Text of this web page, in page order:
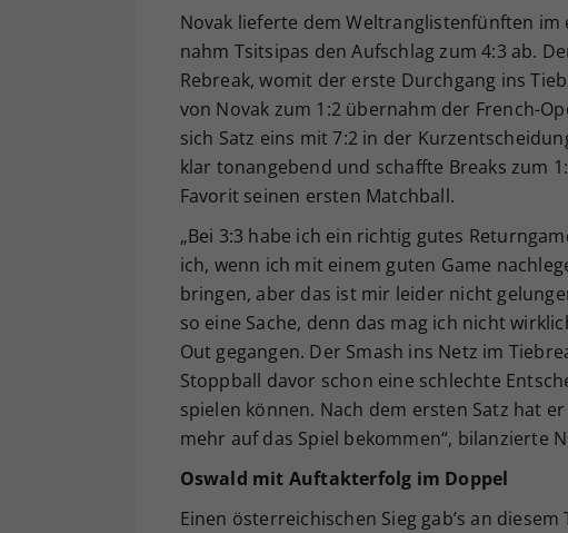
Novak lieferte dem Weltranglistenfünften
nahm Tsitsipas den Aufschlag zum 4:3 ab.
Rebreak, womit der erste Durchgang ins
von Novak zum 1:2 übernahm der French-
sich Satz eins mit 7:2 in der
klar tonangebend und schaffte Breaks zum
Favorit seinen ersten Matchball.
„Bei 3:3 habe ich ein richtig gutes
ich, wenn ich mit einem guten Game
bringen, aber das ist mir leider nicht
so eine Sache, denn das mag ich nicht
Out gegangen. Der Smash ins Netz im
Stoppball davor schon eine schlechte
spielen können. Nach dem ersten Satz hat
mehr auf das Spiel bekommen“, bilanzierte
Oswald mit Auftakterfolg im Doppel
Einen österreichischen Sieg gab’s an